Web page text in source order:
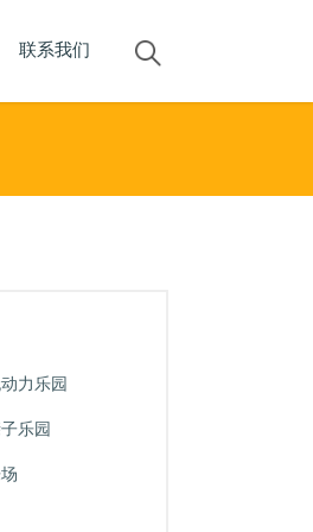
联系我们
力乐园
乐园